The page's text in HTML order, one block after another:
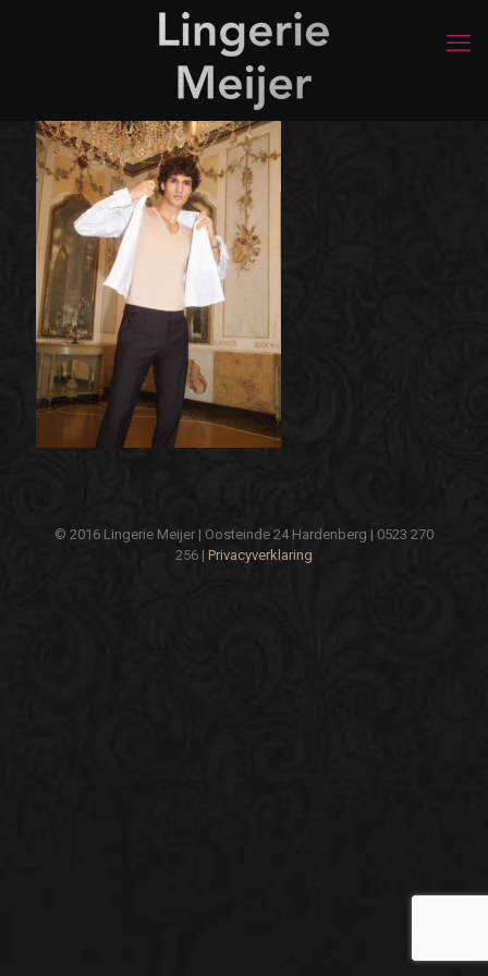
© 2016 Lingerie Meijer | Oosteinde 24 Hardenberg | 0523 270
256 | Privacyverklaring